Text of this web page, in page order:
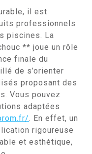
il est
professionnels
piscines. La
** joue un rôle
finale du
de s’orienter
proposant des
Vous pouvez
adaptées
. En effet, un
rigoureuse
et esthétique,